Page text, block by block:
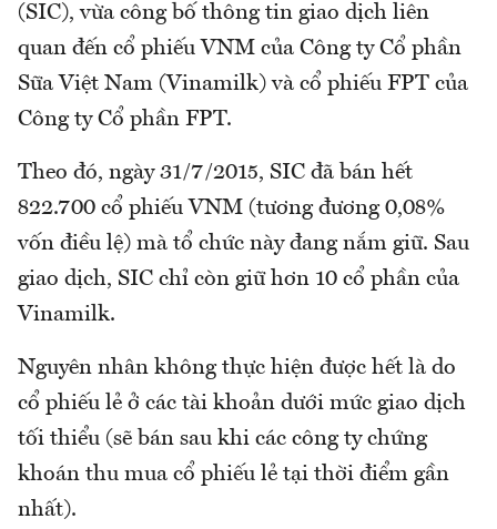
(SIC), vừa công bố thông tin giao dịch liên
quan đến cổ phiếu VNM của Công ty Cổ phần
Sữa Việt Nam (Vinamilk) và cổ phiếu FPT của
Công ty Cổ phần FPT.
Theo đó, ngày 31/7/2015, SIC đã bán hết
822.700 cổ phiếu VNM (tương đương 0,08%
vốn điều lệ) mà tổ chức này đang nắm giữ. Sau
giao dịch, SIC chỉ còn giữ hơn 10 cổ phần của
Vinamilk.
Nguyên nhân không thực hiện được hết là do
cổ phiếu lẻ ở các tài khoản dưới mức giao dịch
tối thiểu (sẽ bán sau khi các công ty chứng
khoán thu mua cổ phiếu lẻ tại thời điểm gần
nhất).